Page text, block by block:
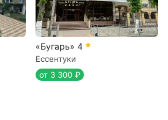
«Бугарь» 4
Ессентуки
от 3 300 ₽